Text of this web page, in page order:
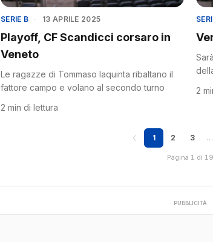
SERIE B · 13 APRILE 2025
Playoff, CF Scandicci corsaro in
Veneto
Le ragazze di Tommaso Iaquinta ribaltano il
fattore campo e volano al secondo turno
2 min di lettura
2
1 2 3 …
Pagina 1 di 19
PUBBLICITÀ